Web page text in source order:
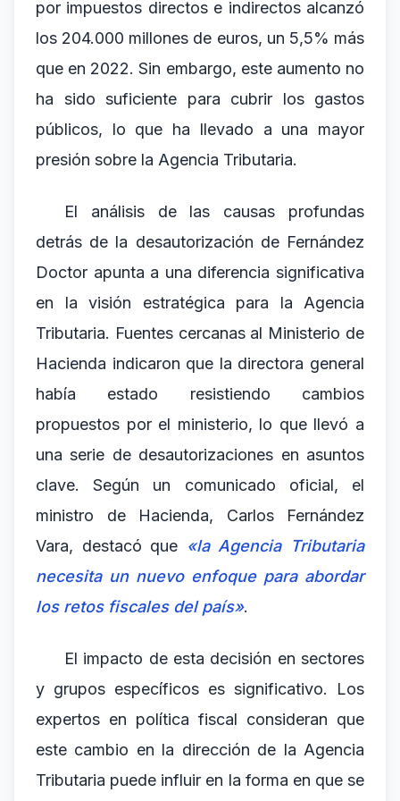
por impuestos directos e indirectos alcanzó
los 204.000 millones de euros, un 5,5% más
que en 2022. Sin embargo, este aumento no
ha sido suficiente para cubrir los gastos
públicos, lo que ha llevado a una mayor
presión sobre la Agencia Tributaria.
El análisis de las causas profundas
detrás de la desautorización de Fernández
Doctor apunta a una diferencia significativa
en la visión estratégica para la Agencia
Tributaria. Fuentes cercanas al Ministerio de
Hacienda indicaron que la directora general
había estado resistiendo cambios
propuestos por el ministerio, lo que llevó a
una serie de desautorizaciones en asuntos
clave. Según un comunicado oficial, el
ministro de Hacienda, Carlos Fernández
Vara, destacó que «la Agencia Tributaria
necesita un nuevo enfoque para abordar
los retos fiscales del país».
El impacto de esta decisión en sectores
y grupos específicos es significativo. Los
expertos en política fiscal consideran que
este cambio en la dirección de la Agencia
Tributaria puede influir en la forma en que se